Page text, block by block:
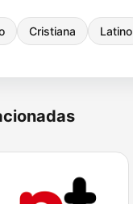
Cristiana Latino